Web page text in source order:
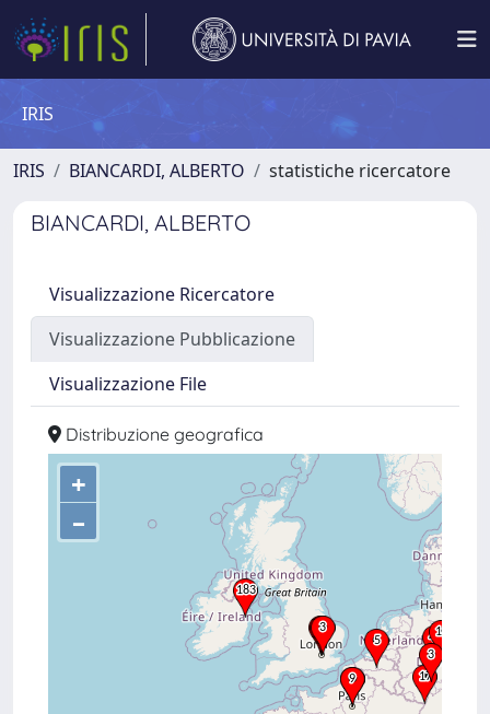
IRIS
IRIS BIANCARDI, ALBERTO statistiche ricercatore
BIANCARDI, ALBERTO
Visualizzazione Ricercatore
Visualizzazione Pubblicazione
Visualizzazione File
Distribuzione geografica
+
–